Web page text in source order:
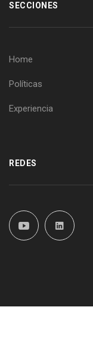
SECCIONES
Home
Políticas
Experiencia
REDES